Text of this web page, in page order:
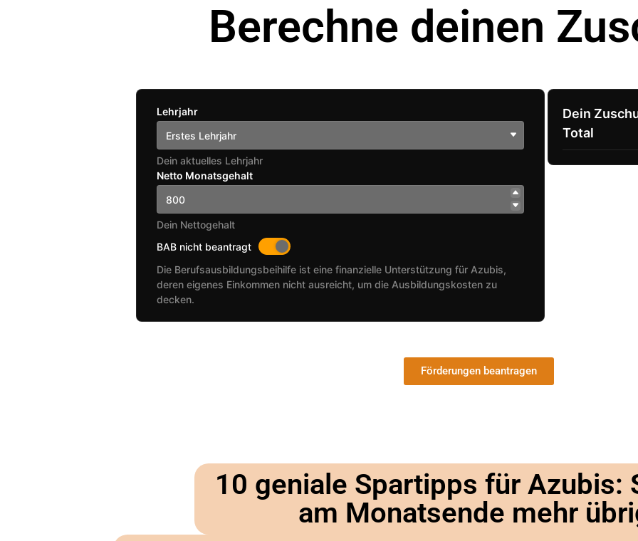
Berechne deinen
Lehrjahr
Erstes Lehrjahr
Dein aktuelles Lehrjahr
Netto Monatsgehalt
Dein Nettogehalt
BAB nicht beantragt
Die Berufsausbildungsbeihilfe ist eine finanzielle Unterstützung für Azubis,
deren eigenes Einkommen nicht ausreicht, um die Ausbildungskosten zu
decken.
Dein
Total
Förderungen beantragen
10 geniale Spartipps für Azubis:
am Monatsende mehr